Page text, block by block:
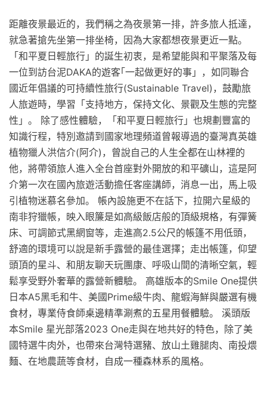
距離夜景最近的，我們稱之為夜景第一排，許多旅人抵達，
就急著搶先坐第一排坐椅，因為大家都想夜景更近一點。
「和平夏日輕旅行」的誕生初衷，是希望能與和平聚落及每
一位到訪台泥DAKA的遊客｢一起做更好的事」，如同聯合
國近年倡議的可持續性旅行(Sustainable Travel)，鼓勵旅
人旅遊時，學習「支持地方，保持文化、景觀及生態的完整
性」。 除了感性體驗，「和平夏日輕旅行」也規劃豐富的
知識行程，特別邀請到國家地理頻道曾報導過的臺灣真英雄
植物獵人洪信介(阿介)，曾說自己的人生全都在山林裡的
他，將帶領旅人進入全台首座對外開放的和平礦山，這是阿
介第一次在國內旅遊活動擔任客座講師，消息一出，馬上吸
引植物迷慕名參加。 帳內設施更不在話下，拉開六星級的
南非狩獵帳，映入眼簾是如高級飯店般的頂級規格，有彈簧
床、可調節式黑網窗等，走進高2.5公尺的帳篷不用低頭，
舒適的環境可以說是新手露營的最佳選擇；走出帳篷，仰望
頭頂的星斗、和朋友聊天玩團康、呼吸山間的清晰空氣，輕
鬆享受野外奢華的露營新體驗。 高雄版本的Smile One提供
日本A5黑毛和牛、美國Prime級牛肉、龍蝦海鮮與嚴選有機
食材，專業侍食師桌邊精準涮煮的五星用餐體驗。 溪頭版
本Smile 星光部落2023 One走與在地共好的特色，除了美
國特選牛肉外，也帶來台灣特選豬、放山土雞腿肉、南投煨
麵、在地農蔬等食材，自成一種森林系的風格。